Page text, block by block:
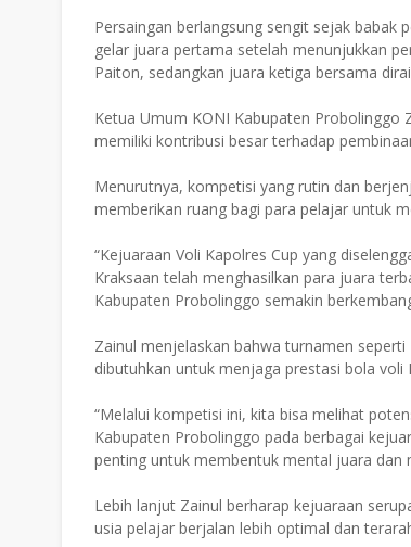
Persaingan berlangsung sengit sejak babak
gelar juara pertama setelah menunjukkan
Paiton, sedangkan juara ketiga bersama
Ketua Umum KONI Kabupaten Probolinggo
memiliki kontribusi besar terhadap
Menurutnya, kompetisi yang rutin dan
memberikan ruang bagi para pelajar untuk
“Kejuaraan Voli Kapolres Cup yang
Kraksaan telah menghasilkan para juara
Kabupaten Probolinggo semakin
Zainul menjelaskan bahwa turnamen
dibutuhkan untuk menjaga prestasi bola
“Melalui kompetisi ini, kita bisa melihat
Kabupaten Probolinggo pada berbagai
penting untuk membentuk mental juara dan
Lebih lanjut Zainul berharap kejuaraan
usia pelajar berjalan lebih optimal dan